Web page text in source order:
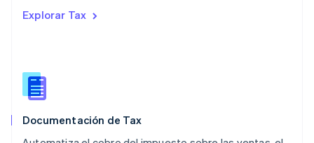
Explorar Tax
Documentación de Tax
Nueva Zelandia
English
English
Portugal
RAE de Hong Kong, China
English简体中文